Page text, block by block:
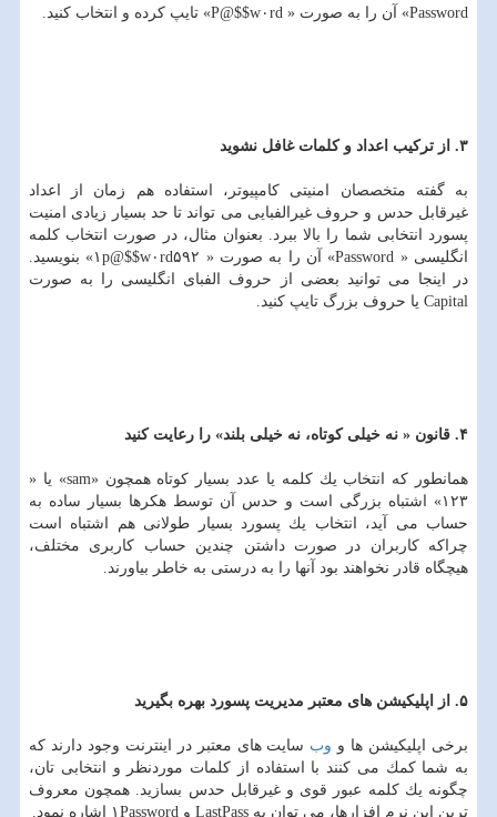
Password» آن را به صورت « P@$$w۰rd» تایپ كرده و انتخاب كنید.
۳. از تركیب اعداد و كلمات غافل نشوید
به گفته متخصصان امنیتی كامپیوتر، استفاده هم زمان از اعداد
غیرقابل حدس و حروف غیرالفبایی می تواند تا حد بسیار زیادی امنیت
پسورد انتخابی شما را بالا ببرد. بعنوان مثال، در صورت انتخاب كلمه
انگلیسی « Password» آن را به صورت « ۱p@$$w۰rd۵۹۲» بنویسید.
در اینجا می توانید بعضی از حروف الفبای انگلیسی را به صورت
Capital یا حروف بزرگ تایپ كنید.
۴. قانون « نه خیلی كوتاه، نه خیلی بلند» را رعایت كنید
همانطور كه انتخاب یك كلمه یا عدد بسیار كوتاه همچون «sam» یا «
۱۲۳» اشتباه بزرگی است و حدس آن توسط هكرها بسیار ساده به
حساب می آید، انتخاب یك پسورد بسیار طولانی هم اشتباه است
چراكه كاربران در صورت داشتن چندین حساب كاربری مختلف،
هیچگاه قادر نخواهند بود آنها را به درستی به خاطر بیاورند.
۵. از اپلیكیشن های معتبر مدیریت پسورد بهره بگیرید
برخی اپلیكیشن ها و وب سایت های معتبر در اینترنت وجود دارند كه
به شما كمك می كنند با استفاده از كلمات موردنظر و انتخابی تان،
چگونه یك كلمه عبور قوی و غیرقابل حدس بسازید. همچون معروف
ترین این نرم افزارها، می توان به LastPass و ۱Password اشاره نمود.